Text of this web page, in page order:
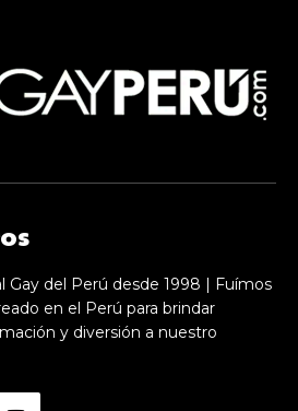
Gay del Perú desde 1998 | Fuímos
en el Perú para brindar
y diversión a nuestro